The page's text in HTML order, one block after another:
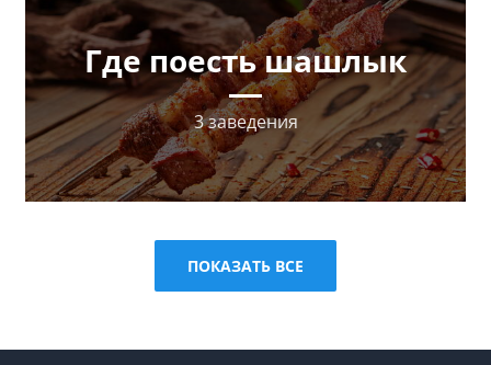
Где поесть шашлык
3 заведения
ПОКАЗАТЬ ВСЕ